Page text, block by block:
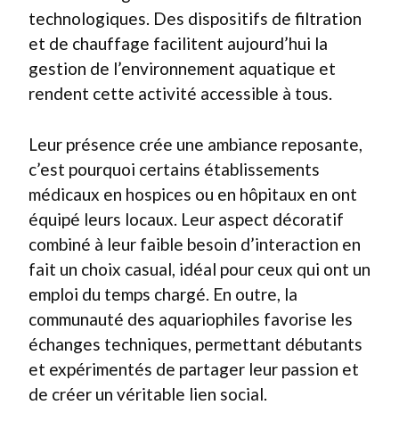
technologiques. Des dispositifs de filtration
et de chauffage facilitent aujourd’hui la
gestion de l’environnement aquatique et
rendent cette activité accessible à tous.
Leur présence crée une ambiance reposante,
c’est pourquoi certains établissements
médicaux en hospices ou en hôpitaux en ont
équipé leurs locaux. Leur aspect décoratif
combiné à leur faible besoin d’interaction en
fait un choix casual, idéal pour ceux qui ont un
emploi du temps chargé. En outre, la
communauté des aquariophiles favorise les
échanges techniques, permettant débutants
et expérimentés de partager leur passion et
de créer un véritable lien social.